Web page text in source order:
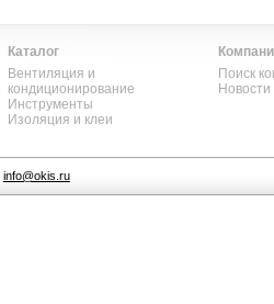
Каталог
Вентиляция и
кондиционирование
Инструменты
Изоляция и клеи
Поиск
info@okis.ru